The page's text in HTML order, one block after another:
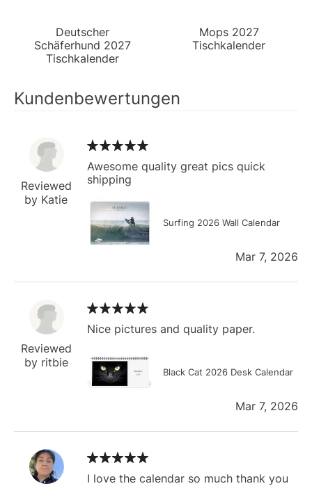
Deutscher
Schäferhund 2027
Tischkalender
Mops 2027
Tischkalender
Kundenbewertungen
Reviewed
by Katie
Awesome quality great pics quick
shipping
Surfing 2026 Wall Calendar
Mar 7, 2026
Reviewed
by ritbie
Nice pictures and quality paper.
Black Cat 2026 Desk Calendar
Mar 7, 2026
I love the calendar so much thank you